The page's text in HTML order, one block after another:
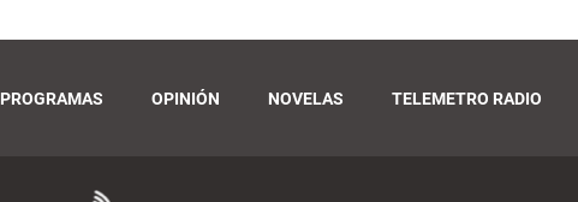
PROGRAMAS OPINIÓN NOVELAS TELEMETRO RADIO